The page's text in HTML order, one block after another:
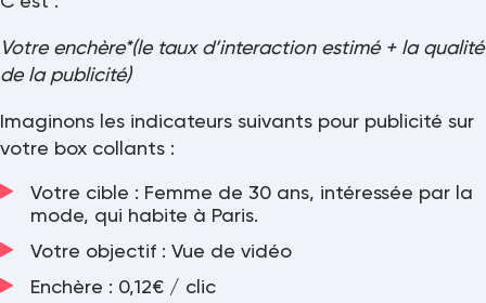
Votre enchère*(le taux d’interaction estimé + la qualité
de la publicité)
Imaginons les indicateurs suivants pour publicité sur
votre box collants :
Votre cible : Femme de 30 ans, intéressée par la
mode, qui habite à Paris.
Votre objectif : Vue de vidéo
Enchère : 0,12€ / clic